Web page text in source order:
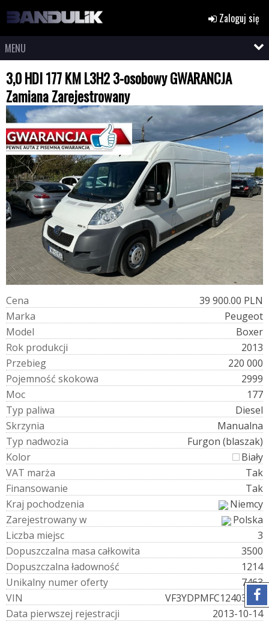
Zaloguj się
MENU
3,0 HDI 177 KM L3H2 3-osobowy GWARANCJA
Zamiana Zarejestrowany
Cena
39 900.00 PLN
Marka
Peugeot
Model
Boxer
Rok produkcji
2013
Przebieg
220 000
Pojemność skokowa
2999
Moc
177
Typ paliwa
Diesel
Skrzynia
Manualna
Typ nadwozia
Furgon (blaszak)
Kolor
Biały
VAT marża
Tak
Finansowanie
Tak
Kraj pochodzenia
Niemcy
Zarejestrowanyw
Polska
Liczba miejsc
3
Dopuszczalna masa całkowita
3500
Dopuszczalna ładowność
1214
Unikalny numeroferty
7463
VIN
VF3YDPMFC12403968
Data pierwszej rejestracji
2013-10-14